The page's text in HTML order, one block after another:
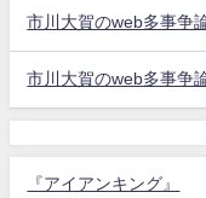
市川大賀のweb多事争
市川大賀のweb多事争
『アイアンキング』